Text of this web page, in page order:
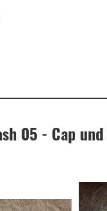
05 - Cap